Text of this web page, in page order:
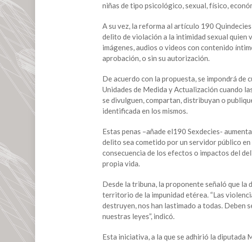
niñas de tipo psicológico, sexual, físico,
A su vez, la reforma al artículo 190
delito de violación a la intimidad sexual
imágenes, audios o videos con contenido
aprobación, o sin su autorización.
De acuerdo con la propuesta, se impondrá de
Unidades de Medida y Actualización cuando
se divulguen, compartan, distribuyan o
identificada en los mismos.
Estas penas –añade el190 Sexdecies-
delito sea cometido por un servidor público
consecuencia de los efectos o impactos del
propia vida.
Desde la tribuna, la proponente señaló que
territorio de la impunidad etérea. “Las
destruyen, nos han lastimado a todas. Deben
nuestras leyes”, indicó.
Esta iniciativa, a la que se adhirió la diputada